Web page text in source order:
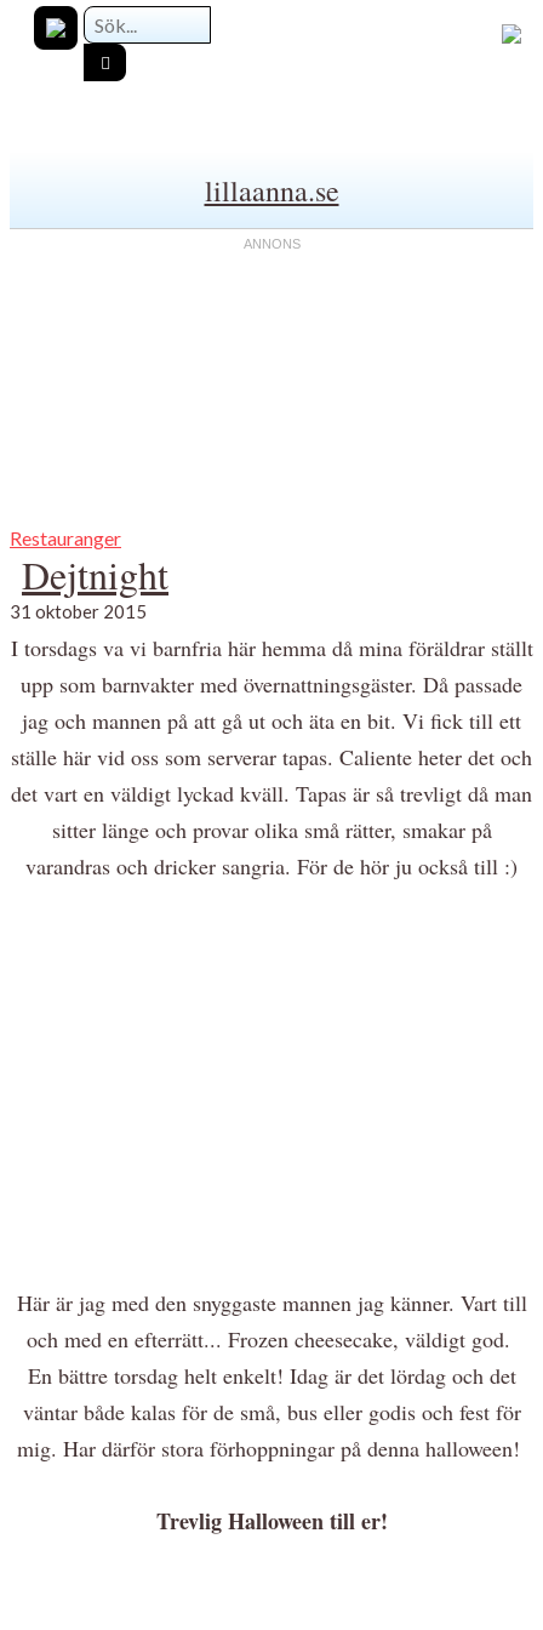
lillaanna.se
Restauranger
Dejtnight
31 oktober 2015
I torsdags va vi barnfria här hemma då mina föräldrar ställt
upp som barnvakter med övernattningsgäster. Då passade
jag och mannen på att gå ut och äta en bit. Vi fick till ett
ställe här vid oss som serverar tapas. Caliente heter det och
det vart en väldigt lyckad kväll. Tapas är så trevligt då man
sitter länge och provar olika små rätter, smakar på
varandras och dricker sangria. För de hör ju också till :)
Här är jag med den snyggaste mannen jag känner. Vart till
och med en efterrätt... Frozen cheesecake, väldigt god.
En bättre torsdag helt enkelt! Idag är det lördag och det
väntar både kalas för de små, bus eller godis och fest för
mig. Har därför stora förhoppningar på denna halloween!
Trevlig Halloween till er!